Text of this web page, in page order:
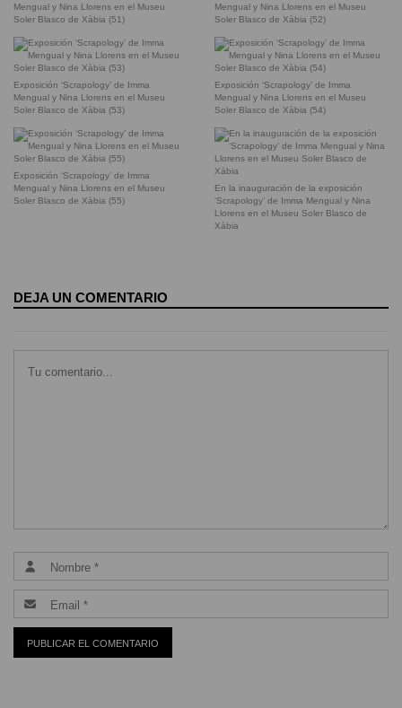
Mengual y Nina Llorens en el Museu
Soler Blasco de Xàbia (51)
Mengual y Nina Llorens en el Museu
Soler Blasco de Xàbia (52)
Exposición ‘Scrapology’ de Imma
Mengual y Nina Llorens en el Museu
Soler Blasco de Xàbia (53)
Exposición ‘Scrapology’ de Imma
Mengual y Nina Llorens en el Museu
Soler Blasco de Xàbia (54)
Exposición ‘Scrapology’ de Imma
Mengual y Nina Llorens en el Museu
Soler Blasco de Xàbia (55)
En la inauguración de la exposición
‘Scrapology’ de Imma Mengual y Nina
Llorens en el Museu Soler Blasco de
Xàbia
DEJA UN COMENTARIO